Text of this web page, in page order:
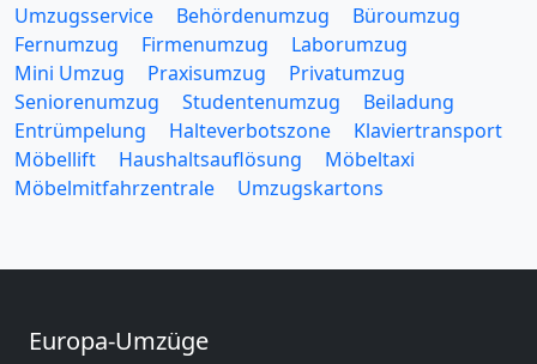
Umzugsservice Behördenumzug
Büroumzug
Fernumzug
Firmenumzug
Laborumzug
Mini Umzug
Praxisumzug
Privatumzug
Seniorenumzug
Studentenumzug
Beiladung
Entrümpelung
Halteverbotszone
Klaviertransport
Möbellift
Haushaltsauflösung
Möbeltaxi
Möbelmitfahrzentrale
Umzugskartons
Europa-Umzüge